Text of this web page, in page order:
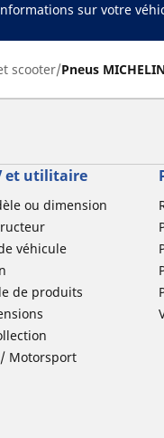
sur votre
scooter Pneus
et utilitaire
ou dimension
véhicule
de produits
Motorsport